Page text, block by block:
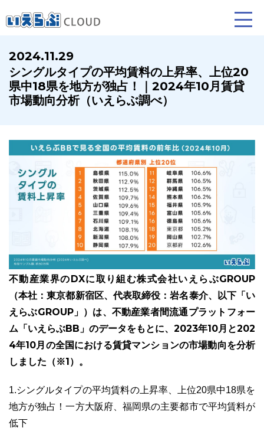
賃貸仲介
業務向け機能
売買仲介
業務向け機能
賃貸管理
ホームページ制作について プラン紹介･制作の流れ
ユーザーインタビュー ホームページ制作実績
2024.11.29
シングルタイプの平均賃料の上昇率、上位20
県中18県を地方が独占！｜2024年10月賃貸
市場動向分析（いえらぶ調べ）
不動産業界のDXに取り組む株式会社いえらぶGROUP
（本社：東京都新宿区、代表取締役：岩名泰介、以下「い
えらぶGROUP」）は、不動産業者間流通プラットフォー
ム「いえらぶBB」のデータをもとに、2023年10月と202
4年10月の全国における賃貸マンションの市場動向を分析
しました（※1）。
1.シングルタイプの平均賃料の上昇率、上位20県中18県を
地方が独占！一方大阪府、福岡県の主要都市で平均賃料が
低下